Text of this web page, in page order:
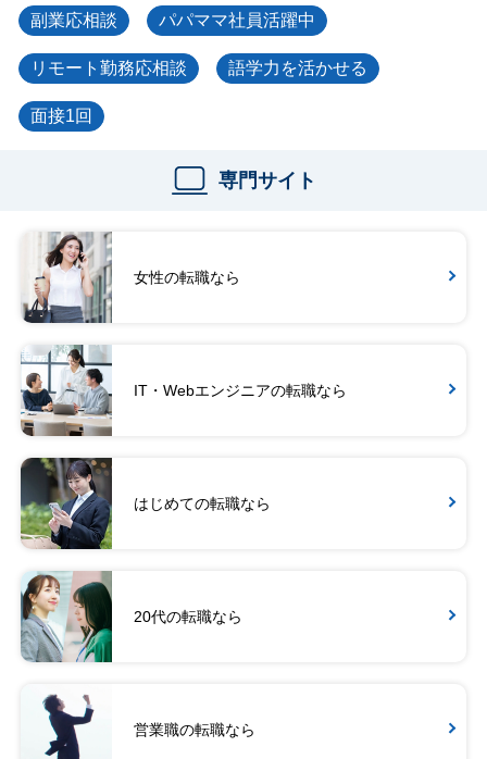
副業応相談 パパママ社員活躍中
リモート勤務応相談 語学力を活かせる
面接1回
専門サイト
女性の転職なら
IT・Webエンジニアの転職なら
はじめての転職なら
20代の転職なら
営業職の転職なら